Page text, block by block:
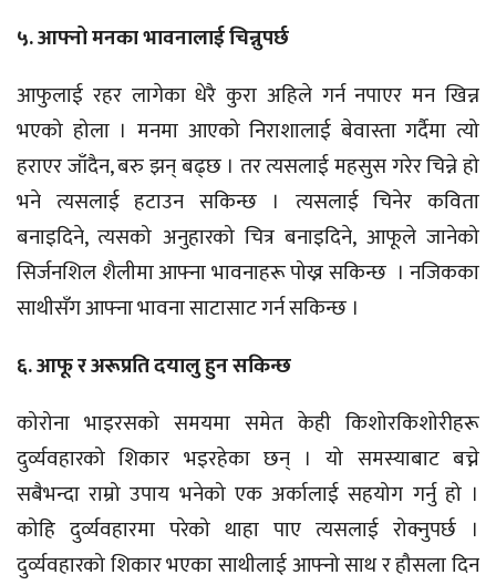
५. आफ्नो मनका भावनालाई चिन्नुपर्छ
आफुलाई रहर लागेका धेरै कुरा अहिले गर्न नपाएर मन खिन्न
भएको होला । मनमा आएको निराशालाई बेवास्ता गर्दैमा त्यो
हराएर जाँदैन, बरु झन् बढ्छ । तर त्यसलाई महसुस गरेर चिन्ने हो
भने त्यसलाई हटाउन सकिन्छ । त्यसलाई चिनेर कविता
बनाइदिने, त्यसको अनुहारको चित्र बनाइदिने, आफूले जानेको
सिर्जनशिल शैलीमा आफ्ना भावनाहरू पोख्न सकिन्छ । नजिकका
साथीसँग आफ्ना भावना साटासाट गर्न सकिन्छ ।
६. आफू र अरूप्रति दयालु हुन सकिन्छ
कोरोना भाइरसको समयमा समेत केही किशोरकिशोरीहरू
दुर्व्यवहारको शिकार भइरहेका छन् । यो समस्याबाट बच्ने
सबैभन्दा राम्रो उपाय भनेको एक अर्कालाई सहयोग गर्नु हो ।
कोहि दुर्व्यवहारमा परेको थाहा पाए त्यसलाई रोक्नुपर्छ ।
दुर्व्यवहारको शिकार भएका साथीलाई आफ्नो साथ र हौसला दिन